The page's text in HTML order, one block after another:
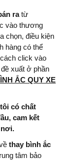
ratừ
vào thương
chọn, điều kiện
hàng có thể
click vào
xuất ở phần
ẮC QUY XE
có chất
cam kết
nơi.
thay bình ắc
tâm bảo